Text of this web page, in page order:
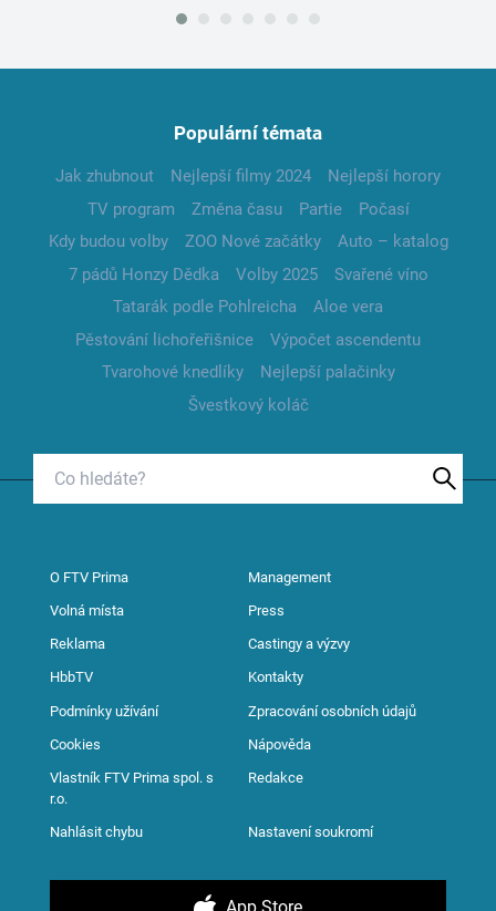
Populární témata
Jak zhubnout Nejlepší filmy 2024
Nejlepší horory
TV program
Změna času Partie
Počasí
Kdy budou volby
ZOO Nové začátky
Auto – katalog
7 pádů Honzy Dědka
Volby 2025
Svařené víno
Tatarák podle Pohlreicha
Aloe vera
Pěstování lichořeřišnice
Výpočet ascendentu
Tvarohové knedlíky
Nejlepší palačinky
Švestkový koláč
O FTV Prima Management
Volná místa Press
Reklama Castingy a výzvy
HbbTV Kontakty
Podmínky užívání Zpracování osobních údajů
Cookies Nápověda
Vlastník FTV Prima spol. s
r.o.
Redakce
Nahlásit chybu Nastavení soukromí